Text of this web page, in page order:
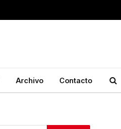
Archivo Contacto